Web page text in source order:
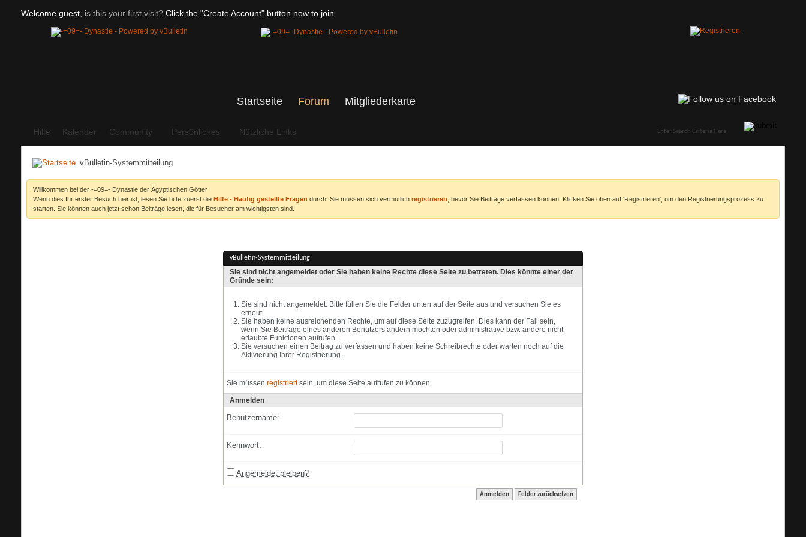
Welcome guest, is this your first visit? Click the "Create Account" button now to join.
Startseite Forum
Hilfe Kalender Community Persönliches Nützliche Links
Mitgliederkarte
vBulletin-Systemmitteilung
Willkommen bei der -=09=- Dynastie der Ägyptischen Götter
Wenn dies Ihr erster Besuch hier ist, lesen Sie bitte zuerst die Hilfe - Häufig gestellte Fragen durch. Sie müssen sich vermutlich registrieren , bevor Sie Beiträge verfassen können. Klicken Sie oben auf 'Registrieren', um den Registrierungsprozess zu
starten. Sie können auch jetzt schon Beiträge lesen, die für Besucher am wichtigsten sind.
vBulletin-Systemmitteilung
Sie sind nicht angemeldet oder Sie haben keine Rechte diese Seite zu betreten. Dies könnte einer der
Gründe sein:
Sie sind nicht angemeldet. Bitte füllen Sie die Felder unten auf der Seite aus und versuchen Sie es
erneut.
Sie haben keine ausreichenden Rechte, um auf diese Seite zuzugreifen. Dies kann der Fall sein,
wenn Sie Beiträge eines anderen Benutzers ändern möchten oder administrative bzw. andere nicht
erlaubte Funktionen aufrufen.
Sie versuchen einen Beitrag zu verfassen und haben keine Schreibrechte oder warten noch auf die
Aktivierung Ihrer Registrierung.
Sie müssen registriertsein, um diese Seite aufrufen zu können.
Anmelden
Benutzername:
Kennwort:
Angemeldet bleiben?